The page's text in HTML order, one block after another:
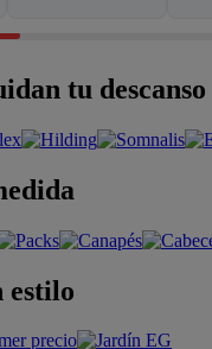
tu descanso
estilo